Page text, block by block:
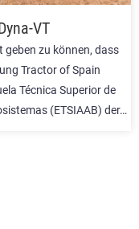
VT
zu können, dass
Tractor of Spain
Técnica Superior de
(ETSIAAB) der…